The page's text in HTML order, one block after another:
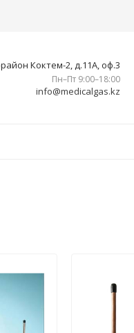
Коктем-2, д.11А, оф.3
Пн–Пт 9:00–18:00
info@medicalgas.kz